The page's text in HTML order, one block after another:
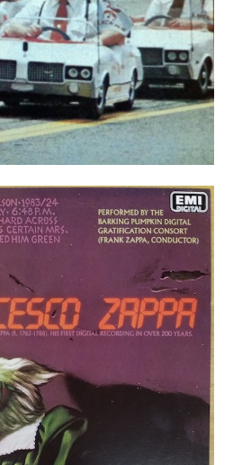
– Francesco Zappa LP
Détails